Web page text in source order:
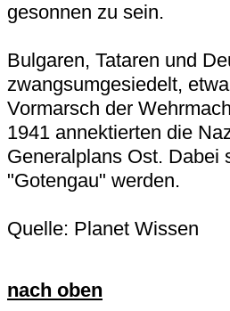
gesonnen zu sein.
Bulgaren, Tataren und
zwangsumgesiedelt,
Vormarsch der
1941 annektierten die
Generalplans Ost. Dabei
"Gotengau" werden.
Quelle: Planet Wissen
nach oben